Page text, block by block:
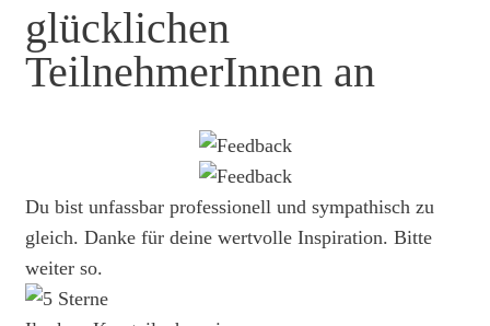
glücklichen
TeilnehmerInnen an
Du bist unfassbar professionell und sympathisch zu
gleich. Danke für deine wertvolle Inspiration. Bitte
weiter so.